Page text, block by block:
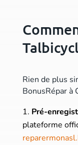
Rien de plus
BonusRépar à
Pré-
plateforme